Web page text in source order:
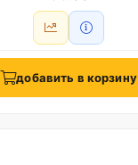
добавить в корзину